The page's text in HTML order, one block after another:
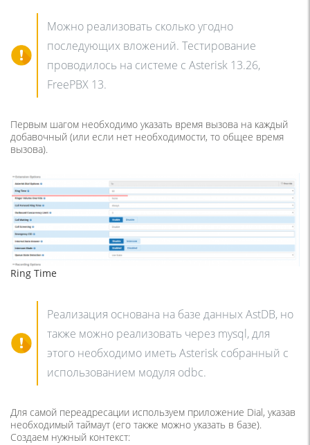
Можно реализовать сколько угодно
последующих вложений. Тестирование
проводилось на системе с Asterisk 13.26,
FreePBX 13.
Первым шагом необходимо указать время вызова на каждый
добавочный (или если нет необходимости, то общее время
вызова).
Ring Time
Реализация основана на базе данных AstDB, но
также можно реализовать через mysql, для
этого необходимо иметь Asterisk собранный с
использованием модуля odbc.
Для самой переадресации используем приложение Dial, указав
необходимый таймаут (его также можно указать в базе).
Создаем нужный контекст: